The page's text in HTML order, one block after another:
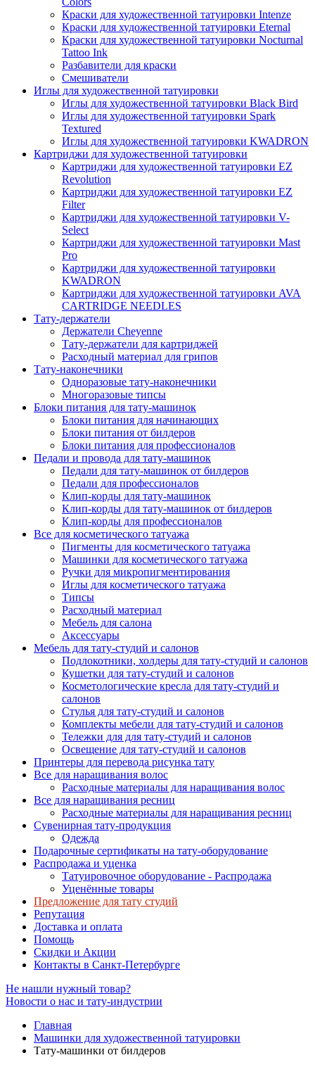
Краски для художественной татуировки Intenze
Краски для художественной татуировки Eternal
Краски для художественной татуировки Nocturnal
Tattoo Ink
Разбавители для краски
Смешиватели
Иглы для художественной татуировки
Иглы для художественной татуировки Black Bird
Иглы для художественной татуировки Spark
Textured
Иглы для художественной татуировки KWADRON
Картриджи для художественной татуировки
Картриджи для художественной татуировки EZ
Revolution
Картриджи для художественной татуировки EZ
Filter
Картриджи для художественной татуировки V-
Select
Картриджи для художественной татуировки Mast
Pro
Картриджи для художественной татуировки
KWADRON
Картриджи для художественной татуировки AVA
CARTRIDGE NEEDLES
Тату-держатели
Держатели Cheyenne
Тату-держатели для картриджей
Расходный материал для грипов
Тату-наконечники
Одноразовые тату-наконечники
Многоразовые типсы
Блоки питания для тату-машинок
Блоки питания для начинающих
Блоки питания от билдеров
Блоки питания для профессионалов
Педали и провода для тату-машинок
Педали для тату-машинок от билдеров
Педали для профессионалов
Клип-корды для тату-машинок
Клип-корды для тату-машинок от билдеров
Клип-корды для профессионалов
Все для косметического татуажа
Пигменты для косметического татуажа
Машинки для косметического татуажа
Ручки для микропигментирования
Иглы для косметического татуажа
Типсы
Расходный материал
Мебель для салона
Аксессуары
Мебель для тату-студий и салонов
Подлокотники, холдеры для тату-студий и салонов
Кушетки для тату-студий и салонов
Косметологические кресла для тату-студий и
салонов
Стулья для тату-студий и салонов
Комплекты мебели для тату-студий и салонов
Тележки для для тату-студий и салонов
Освещение для тату-студий и салонов
Принтеры для перевода рисунка тату
Все для наращивания волос
Расходные материалы для наращивания волос
Все для наращивания ресниц
Расходные материалы для наращивания ресниц
Сувенирная тату-продукция
Одежда
Подарочные сертификаты на тату-оборудование
Распродажа и уценка
Татуировочное оборудование - Распродажа
Уценённые товары
Предложение для тату студий
Репутация
Доставка и оплата
Помощь
Скидки и Акции
Контакты в Санкт-Петербурге
Не нашли нужный товар?
Новости о нас и тату-индустрии
Главная
Машинки для художественной татуировки
Тату-машинки от билдеров